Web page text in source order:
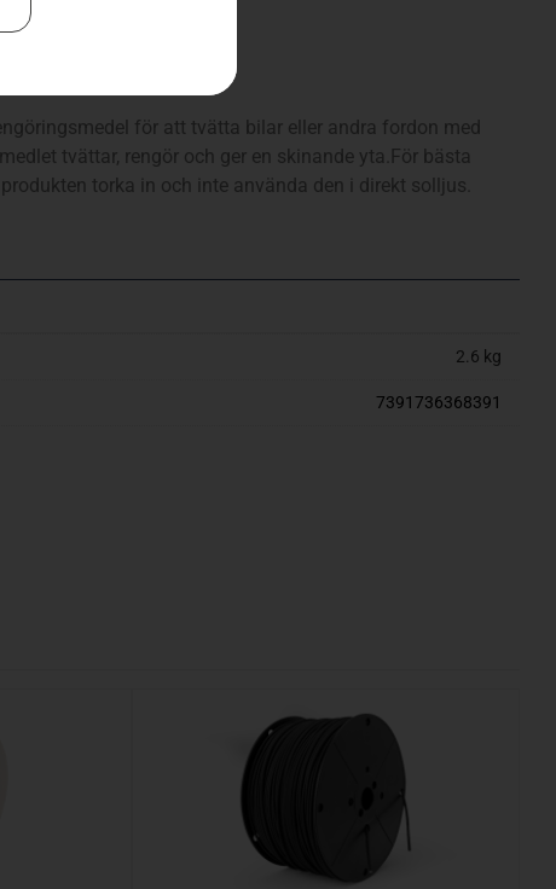
för att tvätta bilar eller andra fordon med
tvättar, rengör och ger en skinande yta.För bästa
torka in och inte använda den i direkt solljus.
2.6 kg
7391736368391